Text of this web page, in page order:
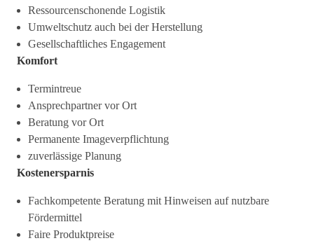
Ressourcenschonende Logistik
Umweltschutz auch bei der Herstellung
Gesellschaftliches Engagement
Komfort
Termintreue
Ansprechpartner vor Ort
Beratung vor Ort
Permanente Imageverpflichtung
zuverlässige Planung
Kostenersparnis
Fachkompetente Beratung mit Hinweisen auf nutzbare
Fördermittel
Faire Produktpreise